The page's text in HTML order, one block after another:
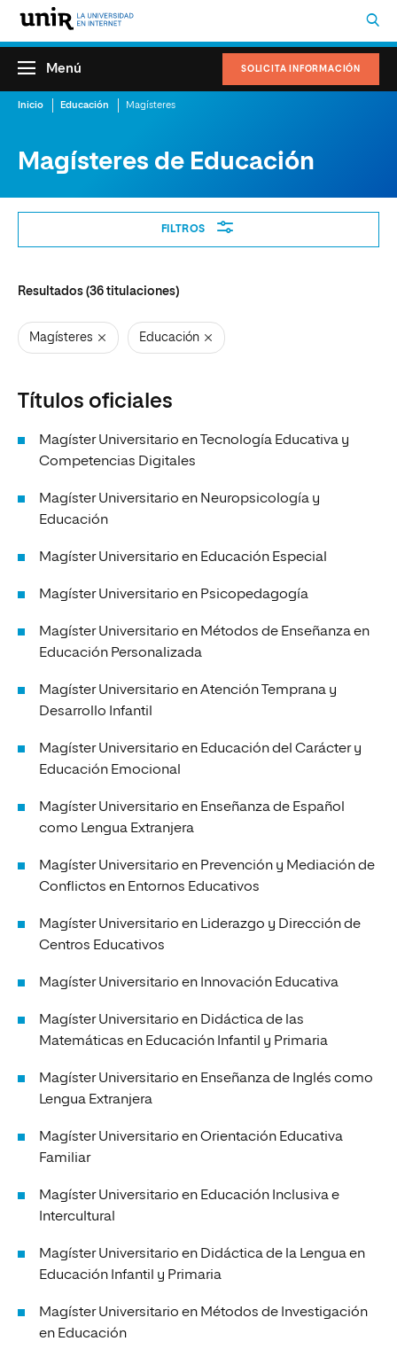
SOLICITA INFORMACIÓN
Menú
Inicio Educación Magísteres
Magísteres de Educación
FILTROS
Resultados (36 titulaciones)
Magísteres Educación
Títulos oficiales
Magíster Universitario en Tecnología Educativa y
Competencias Digitales
Magíster Universitario en Neuropsicología y
Educación
Magíster Universitario en Educación Especial
Magíster Universitario en Psicopedagogía
Magíster Universitario en Métodos de Enseñanza en
Educación Personalizada
Magíster Universitario en Atención Temprana y
Desarrollo Infantil
Magíster Universitario en Educación del Carácter y
Educación Emocional
Magíster Universitario en Enseñanza de Español
como Lengua Extranjera
Magíster Universitario en Prevención y Mediación de
Conflictos en Entornos Educativos
Magíster Universitario en Liderazgo y Dirección de
Centros Educativos
Magíster Universitario en Innovación Educativa
Magíster Universitario en Didáctica de las
Matemáticas en Educación Infantil y Primaria
Magíster Universitario en Enseñanza de Inglés como
Lengua Extranjera
Magíster Universitario en Orientación Educativa
Familiar
Magíster Universitario en Educación Inclusiva e
Intercultural
Magíster Universitario en Didáctica de la Lengua en
Educación Infantil y Primaria
Magíster Universitario en Métodos de Investigación
en Educación